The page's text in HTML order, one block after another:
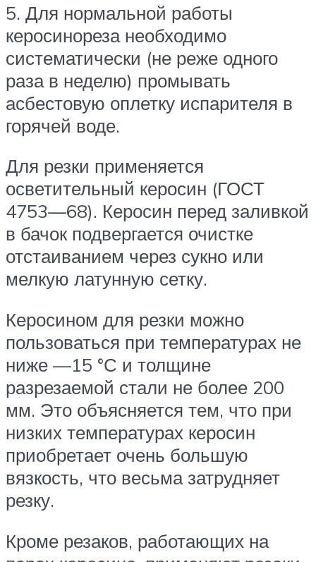
5. Для нормальной работы
керосинореза необходимо
систематически (не реже одного
раза в неделю) промывать
асбестовую оплетку испарителя в
горячей воде.
Для резки применяется
осветительный ке­росин (ГОСТ
4753—68). Керосин перед залив­кой
в бачок подвергается очистке
отстаиванием через сукно или
мелкую латунную сетку.
Керосином для резки можно
пользоваться при температурах не
ниже —15 °С и толщине
разрезаемой стали не более 200
мм. Это объясня­ется тем, что при
низких температурах керосин
приобретает очень большую
вязкость, что весь­ма затрудняет
резку.
Кроме резаков, работающих на